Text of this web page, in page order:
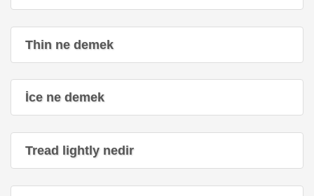
Thin ne demek
İce ne demek
Tread lightly nedir